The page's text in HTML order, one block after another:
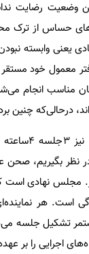
وضعیت رضایت
حساس از
یعنی وابسته
معمول خود
مناسب انجام
چنین
مجلس در شرایط
است. هر
تشکیل جلسه
را بر عهده